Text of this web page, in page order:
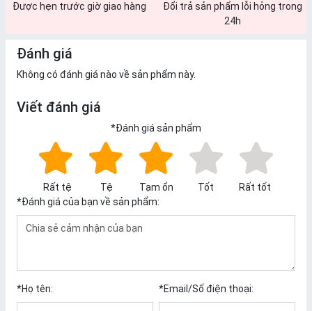
Được hẹn trước giờ giao hàng
Đổi trả sản phẩm lỗi hỏng trong
24h
Đánh giá
Không có đánh giá nào về sản phẩm này.
Viết đánh giá
*Đánh giá sản phẩm
Rất tệ Tệ Tạm ổn Tốt
Rất tốt
*Đánh giá của bạn về sản phẩm:
*Họ tên: *Email/Số điện thoại: